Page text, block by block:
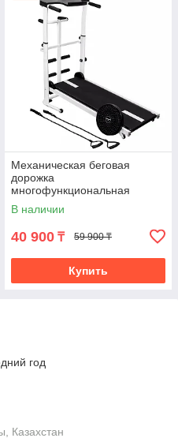
Механическая беговая
дорожка
многофункциональная
(4995)
В наличии
40 900 ₸ 59 900 ₸
Купить
год
Казахстан